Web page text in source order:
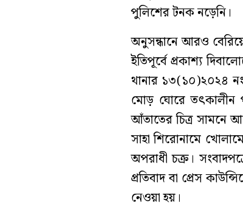
পুলিশের টনক নড়েনি।
অনুসন্ধানে আরও
ইতিপূর্বে প্রকাশ্য
থানার ১৩(১০)২০২৪
মোড় ঘোরে তৎকালীন
আঁতাতের চিত্র সামনে
সাহা শিরোনামে
অপরাধী চক্র।
প্রতিবাদ বা প্রেস
নেওয়া হয়।